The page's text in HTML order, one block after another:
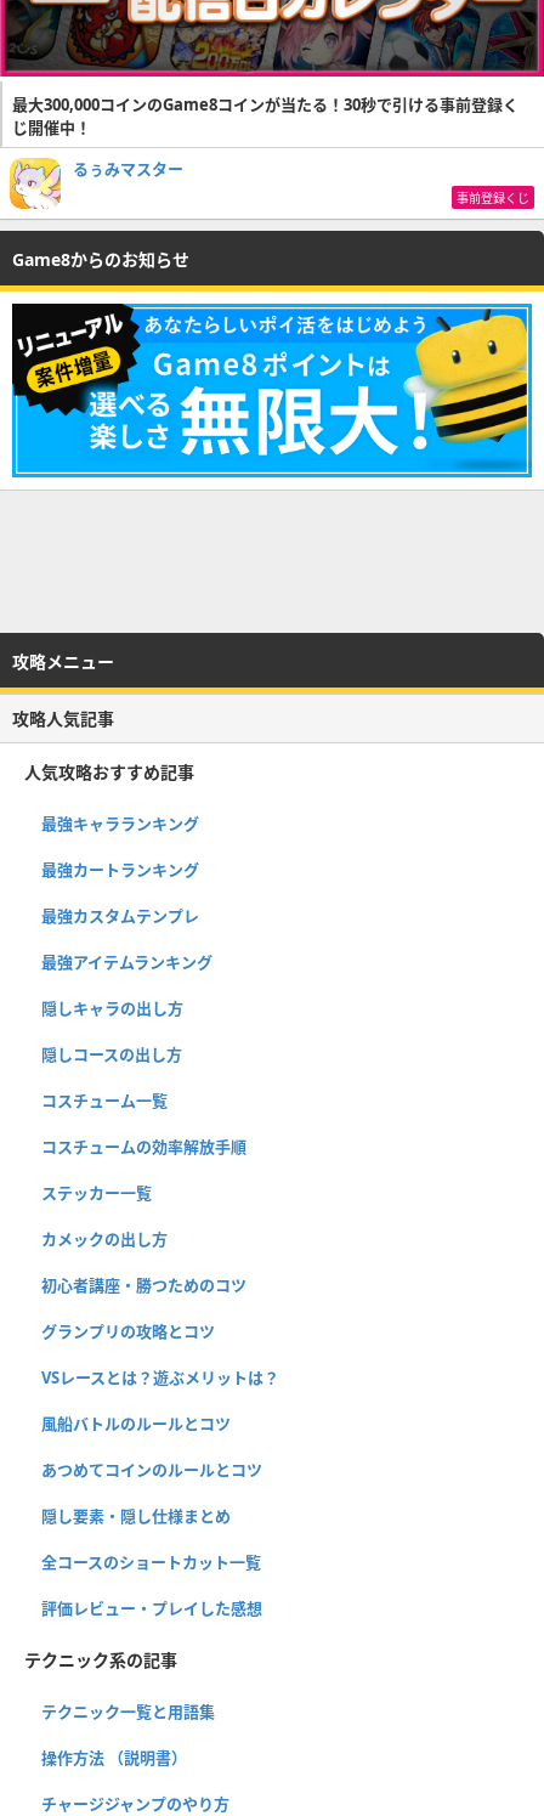
最大300,000コインのGame8コインが当たる！30秒で引ける事前登録く
じ開催中！
るぅみマスター
事前登録くじ
Game8からのお知らせ
攻略メニュー
攻略人気記事
人気攻略おすすめ記事
最強キャラランキング
最強カートランキング
最強カスタムテンプレ
最強アイテムランキング
隠しキャラの出し方
隠しコースの出し方
コスチューム一覧
コスチュームの効率解放手順
ステッカー一覧
カメックの出し方
初心者講座・勝つためのコツ
グランプリの攻略とコツ
VSレースとは？遊ぶメリットは？
風船バトルのルールとコツ
あつめてコインのルールとコツ
隠し要素・隠し仕様まとめ
全コースのショートカット一覧
評価レビュー・プレイした感想
テクニック系の記事
テクニック一覧と用語集
操作方法 （説明書）
チャージジャンプのやり方